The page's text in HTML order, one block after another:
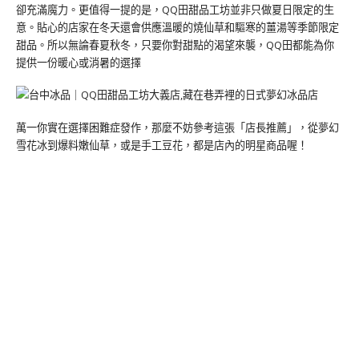
卻充滿魔力。更值得一提的是，QQ田甜品工坊並非只做夏日限定的生
意。貼心的店家在冬天還會供應溫暖的燒仙草和驅寒的薑湯等季節限定
甜品。所以無論春夏秋冬，只要你對甜點的渴望來襲，QQ田都能為你
提供一份暖心或消暑的選擇
萬一你實在選擇困難症發作，那麼不妨參考這張「店長推薦」，從夢幻
雪花冰到爆料嫩仙草，或是手工豆花，都是店內的明星商品喔！